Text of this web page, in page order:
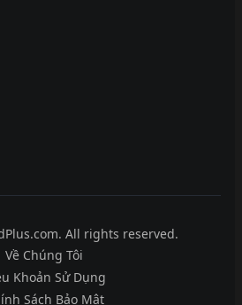
All rights reserved.
Về Chúng Tôi
Khoản Sử Dụng
Sách Bảo Mật